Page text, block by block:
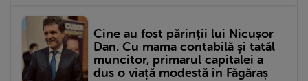
Cine au fost părinții lui Nicușor
Dan. Cu mama contabilă și tatăl
muncitor, primarul capitalei a
dus o viață modestă în Făgăraș